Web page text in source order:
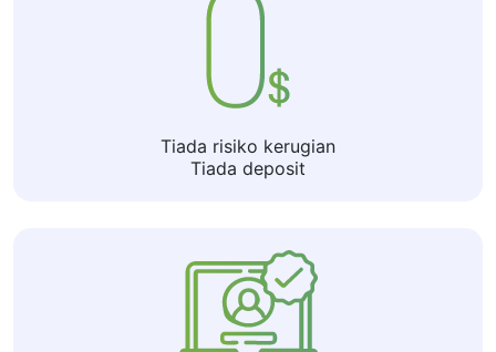
Tiada risiko kerugian
Tiada deposit